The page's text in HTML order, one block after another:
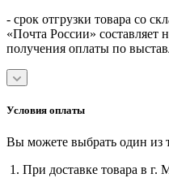
- срок отгрузки товара со
«Почта России» составляет
получения оплаты по
Условия оплаты
Вы можете выбрать один из
1. При доставке товара в г.